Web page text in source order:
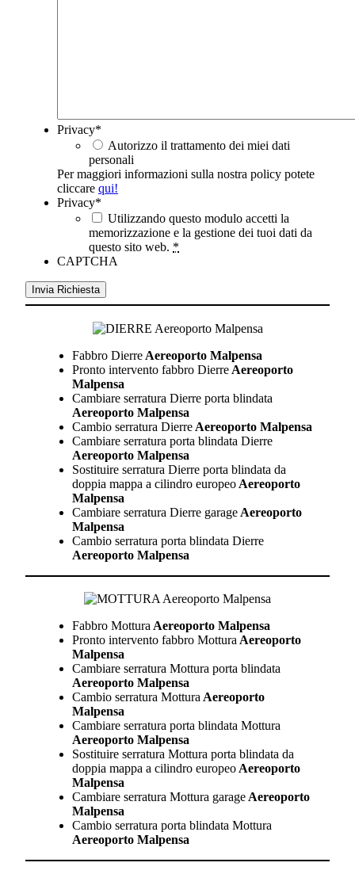
Privacy*
Autorizzo il trattamento dei miei dati
personali
Per maggiori informazioni sulla nostra policy potete
cliccare qui!
Privacy*
Utilizzando questo modulo accetti la
memorizzazione e la gestione dei tuoi dati da
questo sito web. *
CAPTCHA
Fabbro Dierre Aereoporto Malpensa
Pronto intervento fabbro Dierre Aereoporto
Malpensa
Cambiare serratura Dierre porta blindata
Aereoporto Malpensa
Cambio serratura Dierre Aereoporto Malpensa
Cambiare serratura porta blindata Dierre
Aereoporto Malpensa
Sostituire serratura Dierre porta blindata da
doppia mappa a cilindro europeo Aereoporto
Malpensa
Cambiare serratura Dierre garage Aereoporto
Malpensa
Cambio serratura porta blindata Dierre
Aereoporto Malpensa
Fabbro Mottura Aereoporto Malpensa
Pronto intervento fabbro Mottura Aereoporto
Malpensa
Cambiare serratura Mottura porta blindata
Aereoporto Malpensa
Cambio serratura Mottura Aereoporto
Malpensa
Cambiare serratura porta blindata Mottura
Aereoporto Malpensa
Sostituire serratura Mottura porta blindata da
doppia mappa a cilindro europeo Aereoporto
Malpensa
Cambiare serratura Mottura garage Aereoporto
Malpensa
Cambio serratura porta blindata Mottura
Aereoporto Malpensa